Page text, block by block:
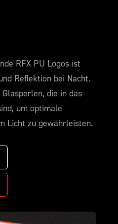
RFX PU Logos ist
Reflektion bei Nacht.
die in das
um optimale
Licht zu gewährleisten.